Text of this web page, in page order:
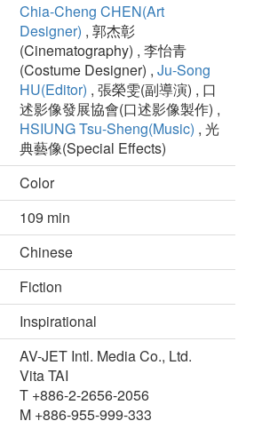
Chia-Cheng CHEN(Art
Designer) , 郭杰彰
(Cinematography) , 李怡青
(Costume Designer) , Ju-Song
HU(Editor) , 張榮雯(副導演) , 口
述影像發展協會(口述影像製作) ,
HSIUNG Tsu-Sheng(Music) , 光
典藝像(Special Effects)
Color
109 min
Chinese
Fiction
Inspirational
AV-JET Intl. Media Co., Ltd.
Vita TAI
T +886-2-2656-2056
M +886-955-999-333